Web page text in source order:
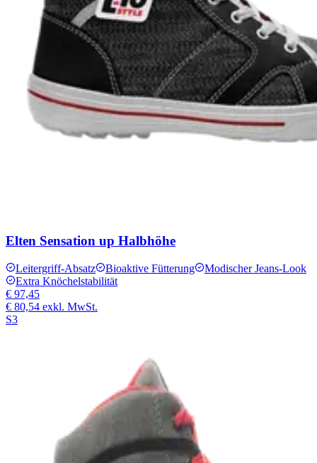
Elten Sensation up Halbhöhe
Leitergriff-Absatz Bioaktive Fütterung
Modischer Jeans-Look
Extra Knöchelstabilität
€ 97,45
€ 80,54 exkl. MwSt.
S3